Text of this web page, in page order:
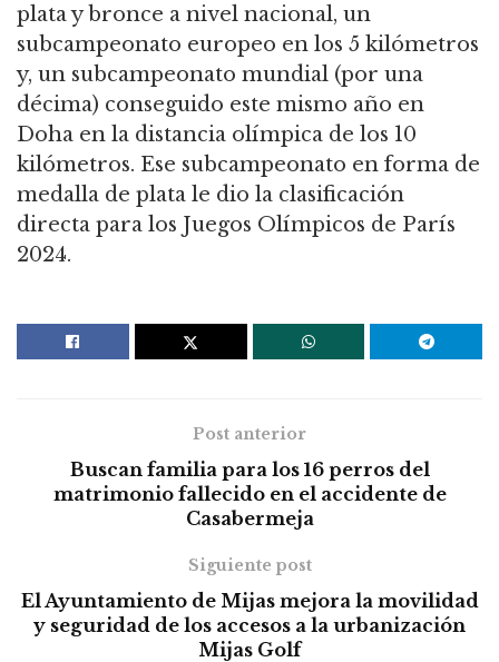
plata y bronce a nivel nacional, un
subcampeonato europeo en los 5 kilómetros
y, un subcampeonato mundial (por una
décima) conseguido este mismo año en
Doha en la distancia olímpica de los 10
kilómetros. Ese subcampeonato en forma de
medalla de plata le dio la clasificación
directa para los Juegos Olímpicos de París
2024.
Post anterior
Buscan familia para los 16 perros del
matrimonio fallecido en el accidente de
Casabermeja
Siguiente post
El Ayuntamiento de Mijas mejora la movilidad
y seguridad de los accesos a la urbanización
Mijas Golf